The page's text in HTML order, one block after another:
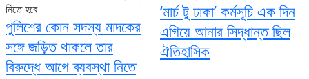
পুলিশের কোন সদস্য মাদকের
সঙ্গে জড়িত থাকলে তার
বিরুদ্ধে আগে ব্যবস্থা নিতে
‘মার্চ টু ঢাকা’ কর্মসূচি এক দিন
এগিয়ে আনার সিদ্ধান্ত ছিল
ঐতিহাসিক